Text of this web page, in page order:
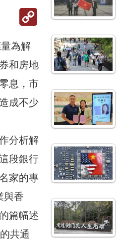
Copy
Link
為解
和房地
息，市
成不少
分析解
段銀行
家的專
與香
篇幅述
共通